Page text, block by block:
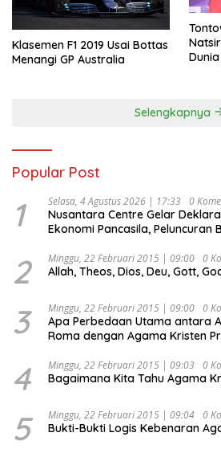
Klasemen F1 2019 Usai Bottas
Menangi GP Australia
Selengkapnya
Popular Post
1 Selasa, 4 Agustus 2026 | 17:33 0
Nusantara Centre Gelar
Ekonomi Pancasila, Peluncuran
Ekonomi Politik Indonesia) &
“Urgensi Undang-Undang
Indonesia Emas 2045”,
2 Minggu, 22 Februari 2015 | 09:00 0
Allah, Theos, Dios, Deu, Gott,
3 Minggu, 22 Februari 2015 | 09:00 0
Apa Perbedaan Utama antara
Roma dengan Agama Kristen
4 Minggu, 22 Februari 2015 | 09:03 0
Bagaimana Kita Tahu Agama
5 Minggu, 22 Februari 2015 | 09:04 0
Bukti-Bukti Logis Kebenaran